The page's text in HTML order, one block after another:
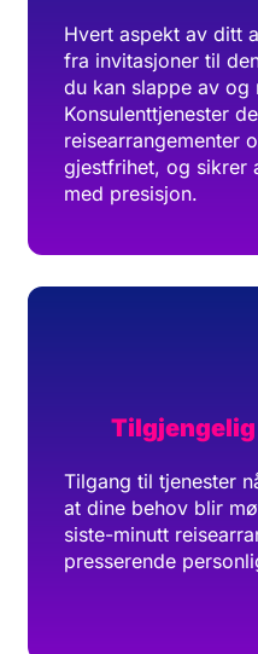
Hvert aspekt av ditt
fra invitasjoner til
du kan slappe av og
Konsulenttjenester
reisearrangementer
gjestfrihet, og sikrer
med presisjon.
Tilgjengelig
Tilgang til tjenester
at dine behov blir
siste-minutt
presserende